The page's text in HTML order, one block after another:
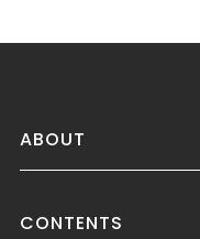
ABOUT
CONTENTS